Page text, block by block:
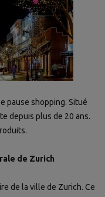
pause shopping. Situé
depuis plus de 20 ans.
de Zurich
de la ville de Zurich. Ce